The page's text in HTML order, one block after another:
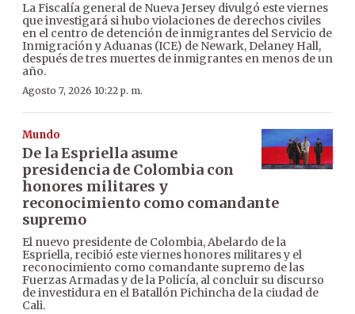
La Fiscalía general de Nueva Jersey divulgó este viernes
que investigará si hubo violaciones de derechos civiles
en el centro de detención de inmigrantes del Servicio de
Inmigración y Aduanas (ICE) de Newark, Delaney Hall,
después de tres muertes de inmigrantes en menos de un
año.
Agosto 7, 2026 10:22 p. m.
Mundo
De la Espriella asume
presidencia de Colombia con
honores militares y
reconocimiento como comandante
supremo
El nuevo presidente de Colombia, Abelardo de la
Espriella, recibió este viernes honores militares y el
reconocimiento como comandante supremo de las
Fuerzas Armadas y de la Policía, al concluir su discurso
de investidura en el Batallón Pichincha de la ciudad de
Cali.